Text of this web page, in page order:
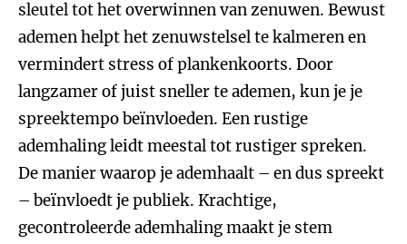
sleutel tot het overwinnen van zenuwen. Bewust
ademen helpt het zenuwstelsel te kalmeren en
vermindert stress of plankenkoorts. Door
langzamer of juist sneller te ademen, kun je je
spreektempo beïnvloeden. Een rustige
ademhaling leidt meestal tot rustiger spreken.
De manier waarop je ademhaalt – en dus spreekt
– beïnvloedt je publiek. Krachtige,
gecontroleerde ademhaling maakt je stem